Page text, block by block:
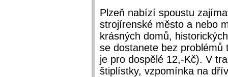
Plzeň nabízí spoustu
strojírenské město a nebo
krásných domů,
se dostanete bez
je pro dospělé 12,-Kč). V
štiplístky, vzpomínka na